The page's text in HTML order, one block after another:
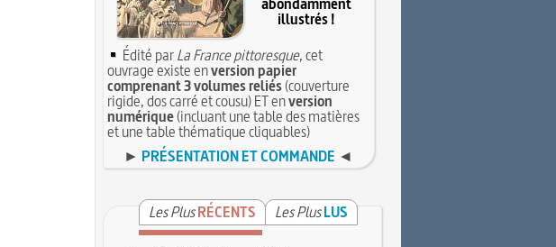
illustrés !
Édité parLa France pittoresque, cet
ouvrage existe enversion papier
comprenant 3 volumes reliés(couverture
rigide, dos carré et cousu) ET enversion
numérique(incluant une table des matières
et une table thématique cliquables)
► PRÉSENTATION ET COMMANDE ◄
Les Plus RÉCENTS Les Plus LUS